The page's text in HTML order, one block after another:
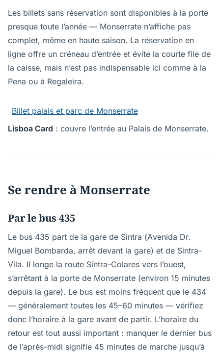
Les billets sans réservation sont disponibles à la porte
presque toute l’année — Monserrate n’affiche pas
complet, même en haute saison. La réservation en
ligne offre un créneau d’entrée et évite la courte file de
la caisse, mais n’est pas indispensable ici comme à la
Pena ou à Regaleira.
Billet palais et parc de Monserrate
Lisboa Card : couvre l’entrée au Palais de Monserrate.
Se rendre à Monserrate
Par le bus 435
Le bus 435 part de la gare de Sintra (Avenida Dr.
Miguel Bombarda, arrêt devant la gare) et de Sintra-
Vila. Il longe la route Sintra-Colares vers l’ouest,
s’arrêtant à la porte de Monserrate (environ 15 minutes
depuis la gare). Le bus est moins fréquent que le 434
— généralement toutes les 45–60 minutes — vérifiez
donc l’horaire à la gare avant de partir. L’horaire du
retour est tout aussi important : manquer le dernier bus
de l’après-midi signifie 45 minutes de marche jusqu’à